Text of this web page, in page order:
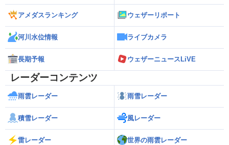
アメダスランキング ウェザーリポート
河川水位情報 ライブカメラ
長期予報 ウェザーニュースLiVE
レーダーコンテンツ
雨雲レーダー 雨雪レーダー
積雪レーダー 風レーダー
雷レーダー 世界の雨雲レーダー